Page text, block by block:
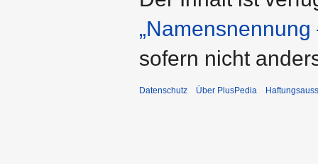
sofern nicht
Datenschutz Über PlusPedia